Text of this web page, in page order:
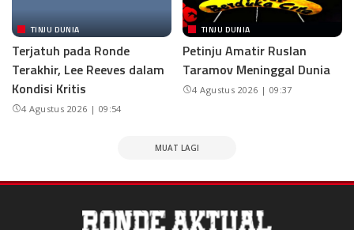
TINJU DUNIA
Terjatuh pada Ronde
Terakhir, Lee Reeves dalam
Kondisi Kritis
4 Agustus 2026 | 09:54
TINJU DUNIA
Petinju Amatir Ruslan
Taramov Meninggal Dunia
4 Agustus 2026 | 09:37
MUAT LAGI